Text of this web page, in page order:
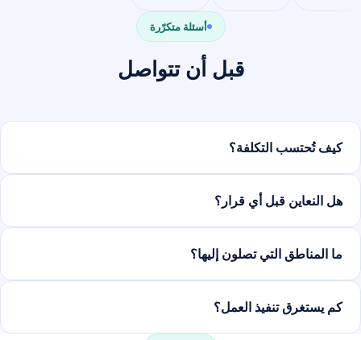
أسئلة متكرّرة
قبل أن تتواصل
كيف تُحتسب التكلفة؟
هل النعاين قبل أي قرار؟
ما المناطق التي تصلون إليها؟
كم يستغرق تنفيذ العمل؟